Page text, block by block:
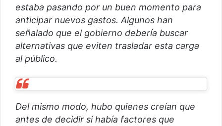
estaba pasando por un buen momento para
anticipar nuevos gastos. Algunos han
señalado que el gobierno debería buscar
alternativas que eviten trasladar esta carga
al público.
Del mismo modo, hubo quienes creían que
antes de decidir si había factores que